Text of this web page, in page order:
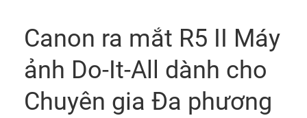
Canon ra mắt R5 II Máy
ảnh Do-It-All dành cho
Chuyên gia Đa phương